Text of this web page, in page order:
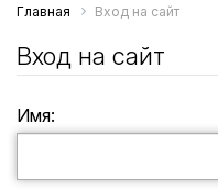
Главная Вход на сайт
Вход на сайт
Имя: